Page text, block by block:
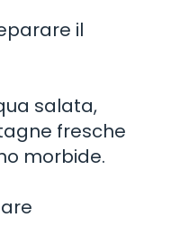
il
salata,
fresche
morbide.